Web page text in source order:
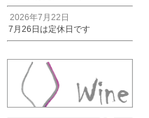
2026年7月22日
7月26日は定休日です